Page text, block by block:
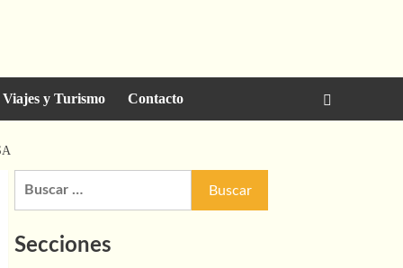
Viajes y Turismo Contacto
Secciones